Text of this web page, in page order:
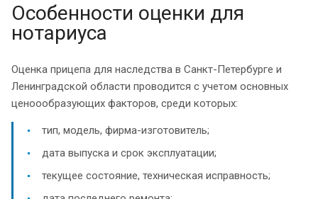
Особенности оценки для
нотариуса
Оценка прицепа для наследства в Санкт-Петербурге и
Ленинградской области проводится с учетом основных
ценоообразующих факторов, среди которых:
тип, модель, фирма-изготовитель;
дата выпуска и срок эксплуатации;
текущее состояние, техническая исправность;